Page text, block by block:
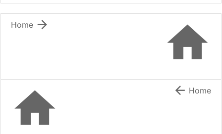


Home
  Home